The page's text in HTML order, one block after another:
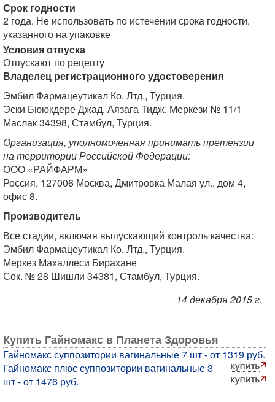
Срок годности
2 года. Не использовать по истечении срока годности,
указанного на упаковке
Условия отпуска
Отпускают по рецепту
Владелец регистрационного удостоверения
Эмбил Фармацеутикал Ко. Лтд., Турция.
Эски Бююкдере Джад. Аязага Тидж. Меркези № 11/1
Маслак 34398, Стамбул, Турция.
Организация, уполномоченная принимать претензии
на территории Российской Федерации:
ООО «РАЙФАРМ»
Россия, 127006 Москва, Дмитровка Малая ул., дом 4,
офис 8.
Производитель
Все стадии, включая выпускающий контроль качества:
Эмбил Фармацеутикал Ко. Лтд., Турция.
Меркез Махаллеси Бирахане
Сок. № 28 Шишли 34381, Стамбул, Турция.
14 декабря 2015 г.
Купить Гайномакс в Планета Здоровья
Гайномакс суппозитории вагинальные 7 шт - от 1319 руб.
Гайномакс плюс суппозитории вагинальные 3
шт - от 1476 руб.